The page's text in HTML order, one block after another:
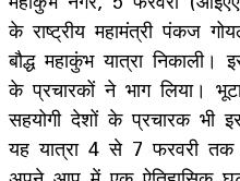
के राष्ट्रीय महामंत्री पंकज
बौद्ध महाकुंभ यात्रा
के प्रचारकों ने भाग लिया।
सहयोगी देशों के प्रचारक भी
यह यात्रा 4 से 7 फरवरी